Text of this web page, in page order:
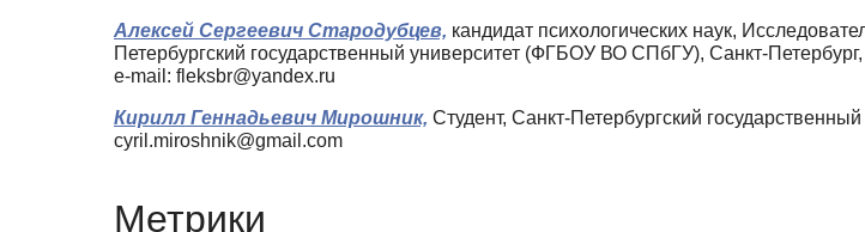
Алексей Сергеевич Стародубцев, кандидат психологических наук,
Петербургский государственный университет (ФГБОУ ВО СПбГУ), Санкт-
e-mail: fleksbr@yandex.ru
Кирилл Геннадьевич Мирошник, Студент, Санкт-Петербургский
cyril.miroshnik@gmail.com
Метрики